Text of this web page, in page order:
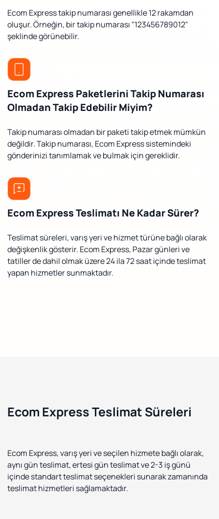
Ecom Express takip numarası genellikle 12 rakamdan
oluşur. Örneğin, bir takip numarası "123456789012"
şeklinde görünebilir.
Ecom Express Paketlerini Takip Numarası
Olmadan Takip Edebilir Miyim?
Takip numarası olmadan bir paketi takip etmek mümkün
değildir. Takip numarası, Ecom Express sistemindeki
gönderinizi tanımlamak ve bulmak için gereklidir.
Ecom Express Teslimatı Ne Kadar Sürer?
Teslimat süreleri, varış yeri ve hizmet türüne bağlı olarak
değişkenlik gösterir. Ecom Express, Pazar günleri ve
tatiller de dahil olmak üzere 24 ila 72 saat içinde teslimat
yapan hizmetler sunmaktadır.
Ecom Express Teslimat Süreleri
Ecom Express, varış yeri ve seçilen hizmete bağlı olarak,
aynı gün teslimat, ertesi gün teslimat ve 2-3 iş günü
içinde standart teslimat seçenekleri sunarak zamanında
teslimat hizmetleri sağlamaktadır.